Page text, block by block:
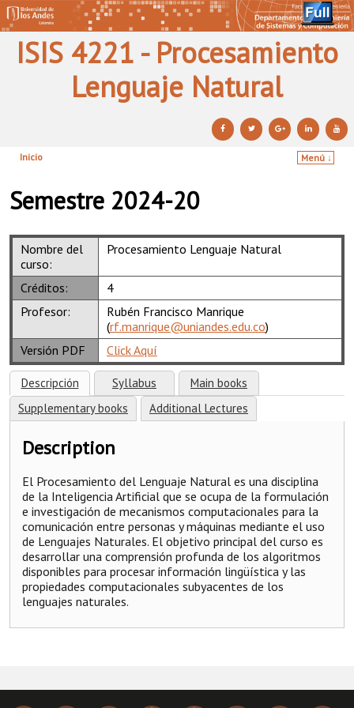
ISIS 4221 - Procesamiento
Lenguaje Natural
Inicio
Menú ↓
Semestre 2024-20
Nombre del
curso:
Procesamiento Lenguaje Natural
Créditos:
4
Profesor:
Rubén Francisco Manrique
(rf.manrique@uniandes.edu.co)
Versión PDF
Click Aquí
Descripción Syllabus
Main books
Supplementary books
Additional Lectures
Description
El Procesamiento del Lenguaje Natural es una disciplina
de la Inteligencia Artificial que se ocupa de la formulación
e investigación de mecanismos computacionales para la
comunicación entre personas y máquinas mediante el uso
de Lenguajes Naturales. El objetivo principal del curso es
desarrollar una comprensión profunda de los algoritmos
disponibles para procesar información lingüística y las
propiedades computacionales subyacentes de los
lenguajes naturales.